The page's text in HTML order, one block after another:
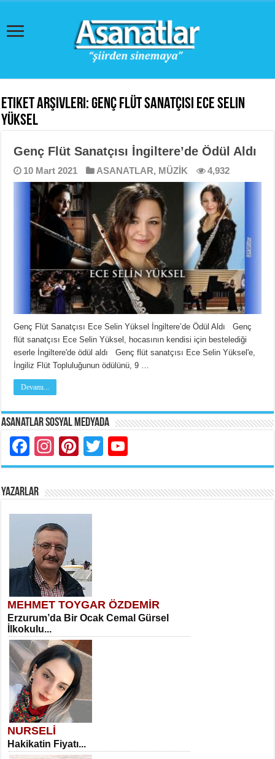
Etiket Arşivleri:Genç flüt sanatçısı Ece Selin
Yüksel
Genç Flüt Sanatçısı İngiltere’de Ödül Aldı
10 Mart 2021 ASANATLAR, MÜZİK 4,932
Genç Flüt Sanatçısı Ece Selin Yüksel İngiltere’de Ödül Aldı Genç
flüt sanatçısı Ece Selin Yüksel, hocasının kendisi için bestelediği
eserle İngiltere'de ödül aldı Genç flüt sanatçısı Ece Selin Yüksel'e,
İngiliz Flüt Topluluğunun ödülünü, 9 …
Devamı...
Asanatlar Sosyal Medyada
Facebook
Instagram
Pinterest
Twitter
YAZARLAR
MEHMET TOYGAR ÖZDEMİR
Erzurum’da Bir Ocak Cemal Gürsel
İlkokulu...
NURSELİ
Hakikatin Fiyatı...